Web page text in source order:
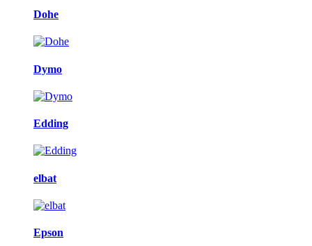
Dohe
Dymo
Edding
elbat
Epson